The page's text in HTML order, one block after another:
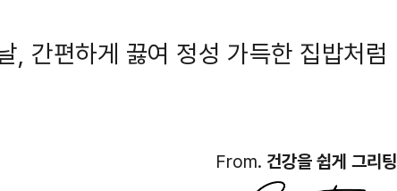
, 간편하게 끓여 정성 가득한 집밥처럼
From. 건강을 쉽게 그리팅